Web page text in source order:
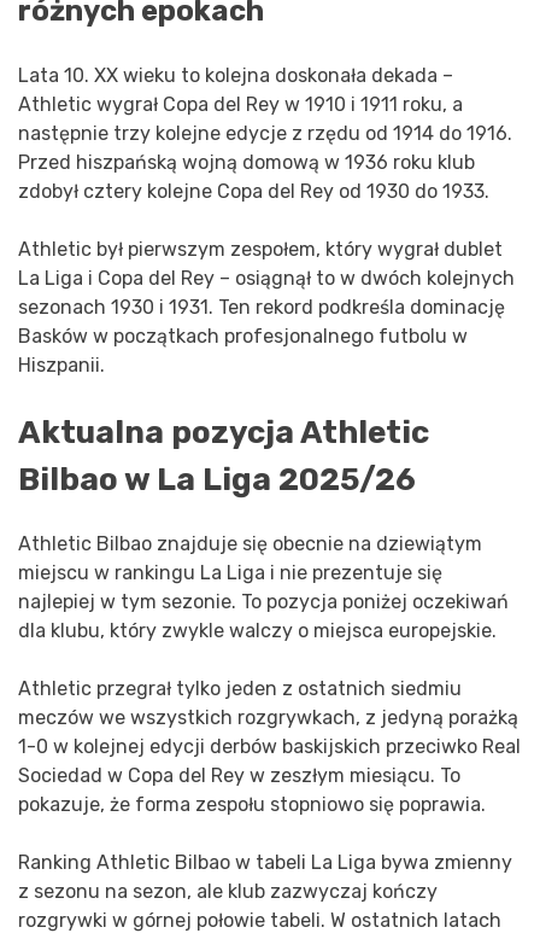
różnych epokach
Lata 10. XX wieku to kolejna doskonała dekada –
Athletic wygrał Copa del Rey w 1910 i 1911 roku, a
następnie trzy kolejne edycje z rzędu od 1914 do 1916.
Przed hiszpańską wojną domową w 1936 roku klub
zdobył cztery kolejne Copa del Rey od 1930 do 1933.
Athletic był pierwszym zespołem, który wygrał dublet
La Liga i Copa del Rey – osiągnął to w dwóch kolejnych
sezonach 1930 i 1931. Ten rekord podkreśla dominację
Basków w początkach profesjonalnego futbolu w
Hiszpanii.
Aktualna pozycja Athletic
Bilbao w La Liga 2025/26
Athletic Bilbao znajduje się obecnie na dziewiątym
miejscu w rankingu La Liga i nie prezentuje się
najlepiej w tym sezonie. To pozycja poniżej oczekiwań
dla klubu, który zwykle walczy o miejsca europejskie.
Athletic przegrał tylko jeden z ostatnich siedmiu
meczów we wszystkich rozgrywkach, z jedyną porażką
1-0 w kolejnej edycji derbów baskijskich przeciwko Real
Sociedad w Copa del Rey w zeszłym miesiącu. To
pokazuje, że forma zespołu stopniowo się poprawia.
Ranking Athletic Bilbao w tabeli La Liga bywa zmienny
z sezonu na sezon, ale klub zazwyczaj kończy
rozgrywki w górnej połowie tabeli. W ostatnich latach